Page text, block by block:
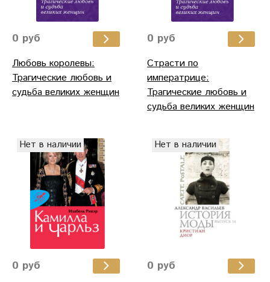
0 руб
Любовь королевы:
Трагические любовь и
судьба великих женщин
0 руб
Страсти по
императрице:
Трагические любовь и
судьба великих женщин
Нет в наличии
0 руб
Нет в наличии
0 руб